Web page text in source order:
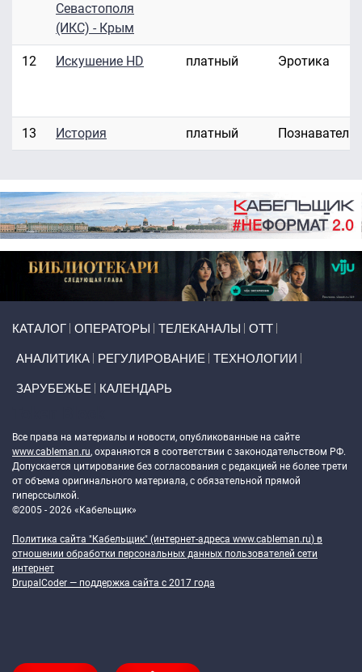
Севастополя
(ИКС) - Крым
12 Искушение HD платный Эротика
13 История платный
КАТАЛОГ ОПЕРАТОРЫ ТЕЛЕКАНАЛЫ ОТТ
АНАЛИТИКА РЕГУЛИРОВАНИЕ ТЕХНОЛОГИИ
ЗАРУБЕЖЬЕ КАЛЕНДАРЬ
Все права на материалы и новости, опубликованные на сайте
www.cableman.ru, охраняются в соответствии с законодательством РФ.
Допускается цитирование без согласования с редакцией не более трети
от объема оригинального материала, с обязательной прямой
гиперссылкой.
©2005 - 2026 «Кабельщик»
Политика сайта "Кабельщик" (интернет-адреса www.cableman.ru) в
отношении обработки персональных данных пользователей сети
интернет
DrupalCoder — поддержка сайта c 2017 года